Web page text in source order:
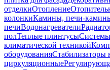
отделкиОтопление
колонкиКамины, печи-
печиВодонагреватели
полТеплые плинтусы
климатической техникой
оборудованияСтабилизаторы
циркуляционные